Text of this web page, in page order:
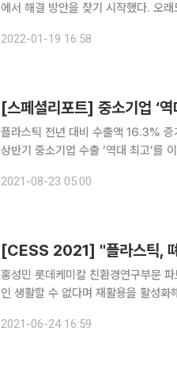
에서 해결 방안을 찾기 시작했다. 오래
2022-01-19 16:58
[스페셜리포트] 중소기업 ‘역
플라스틱 전년 대비 수출액 16.3% 증
상반기 중소기업 수출 ‘역대 최고’를
서다. 따라서 플라스틱 업계가 성공적
2021-08-23 05:00
[CESS 2021] "플라스틱,
홍성민 롯데케미칼 친환경연구부문
인 생활할 수 없다며 재활용을 활성
2021-06-24 16:59